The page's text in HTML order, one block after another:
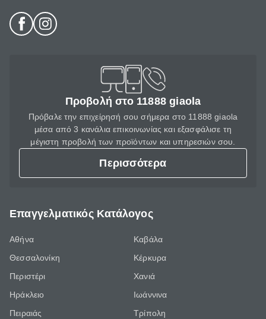
Προβολή στο 11888 giaola
Πρόβαλε την επιχείρησή σου σήμερα στο 11888 giaola
μέσα από 3 κανάλια επικοινωνίας και εξασφάλισε τη
μέγιστη προβολή των προϊόντων και υπηρεσιών σου.
Περισσότερα
Επαγγελματικός Κατάλογος
Αθήνα
Θεσσαλονίκη
Περιστέρι
Ηράκλειο
Πειραιάς
Καβάλα
Κέρκυρα
Χανιά
Ιωάννινα
Τρίπολη